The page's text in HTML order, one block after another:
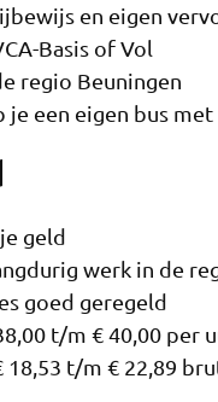
en eigen
Basis of Vol
regio Beuningen
je een eigen bus
geld
werk in de
goed geregeld
t/m € 40,00 per
18,53 t/m € 22,89